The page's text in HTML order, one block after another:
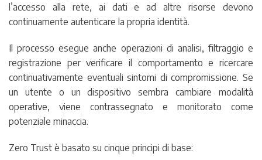
l’accesso alla rete, ai dati e ad altre risorse devono
continuamente autenticare la propria identità.
Il processo esegue anche operazioni di analisi, filtraggio e
registrazione per verificare il comportamento e ricercare
continuativamente eventuali sintomi di compromissione. Se
un utente o un dispositivo sembra cambiare modalità
operative, viene contrassegnato e monitorato come
potenziale minaccia.
Zero Trust è basato su cinque principi di base: